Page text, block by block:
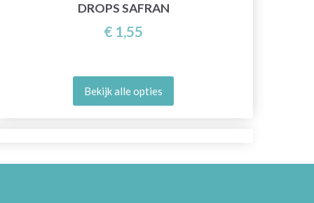
DROPS SAFRAN
€ 1,55
Bekijk alle opties